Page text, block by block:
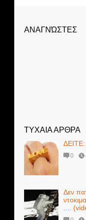
ΑΝΑΓΝΏΣΤΕΣ
ΤΥΧΑΙΑ ΑΡΘΡΑ
ΔΕΙΤΕ:
0
Δεν
....